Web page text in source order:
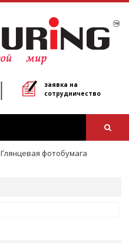
заявка на
сотрудничество
Глянцевая фотобумага